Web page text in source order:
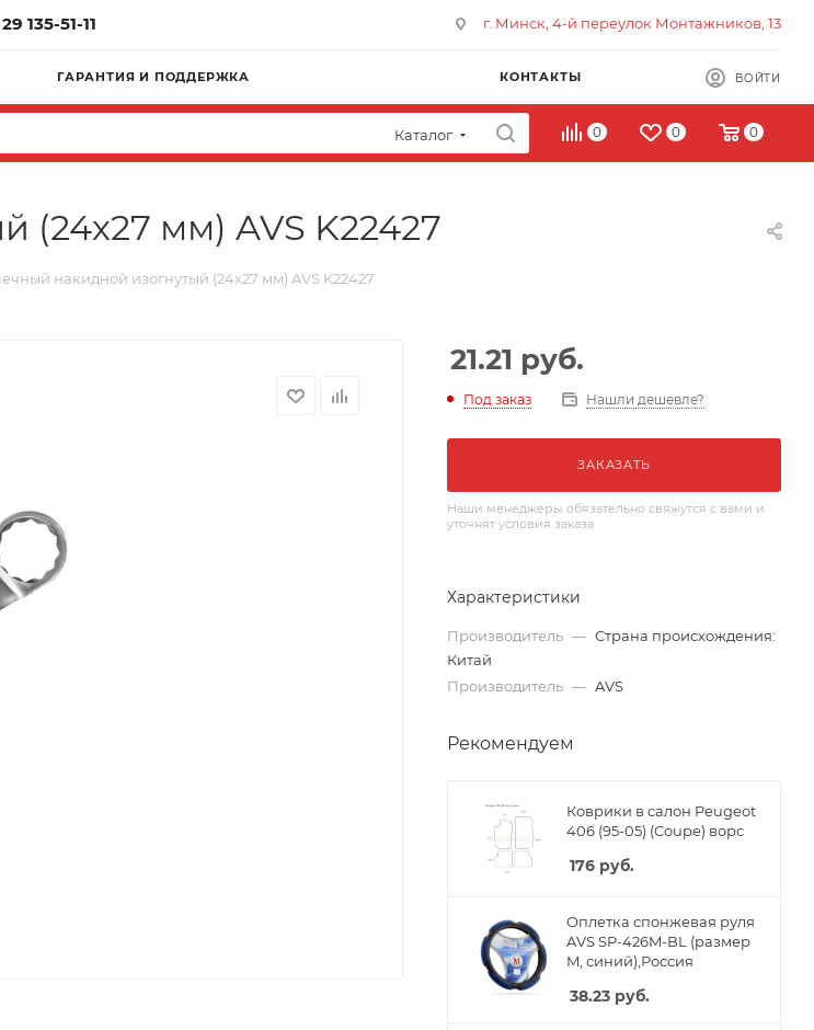
135-51-11 г. Минск, 4-й переулок Монтажников, 13
ГАРАНТИЯ И ПОДДЕРЖКА КОНТАКТЫ ВОЙТИ
Каталог 0 0 0
(24х27 мм) AVS K22427
накидной изогнутый (24х27 мм) AVS K22427
21.21 руб.
Под заказ Нашли дешевле?
ЗАКАЗАТЬ
Наши менеджеры обязательно свяжутся с вами и
уточнят условия заказа
Характеристики
Производитель — Страна происхождения:
Китай
Производитель — AVS
Рекомендуем
Коврики в салон Peugeot
406 (95-05) (Coupe) ворс
176 руб.
Оплетка спонжевая руля
AVS SP-426M-BL (размер
M, синий),Россия
38.23 руб.